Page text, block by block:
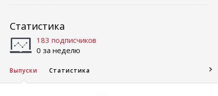
Статистика
183 подписчиков
0 за неделю
Выпуски Статистика